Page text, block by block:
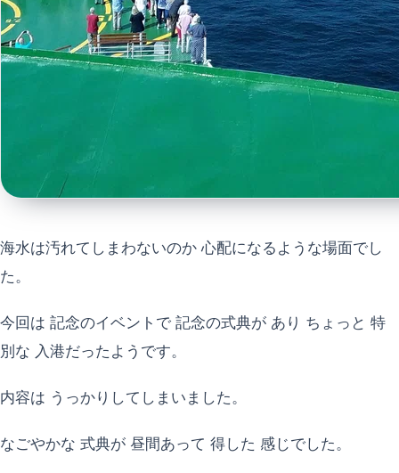
海水は汚れてしまわないのか 心配になるような場面でし
た。
今回は 記念のイベントで 記念の式典が あり ちょっと 特
別な 入港だったようです。
内容は うっかりしてしまいました。
なごやかな 式典が 昼間あって 得した 感じでした。